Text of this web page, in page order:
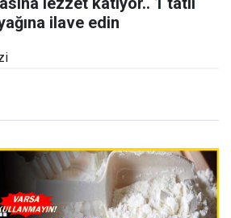
ilave edin